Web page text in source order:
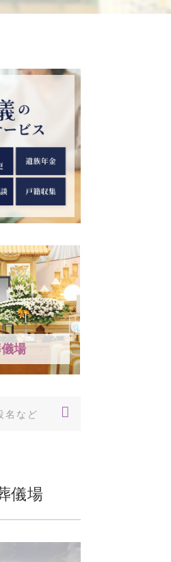
「賽の河原（さいのかわ
ら）」とは｜言葉の意味
と由来について解説
「賽の河原（さいのかわ
場
儀場